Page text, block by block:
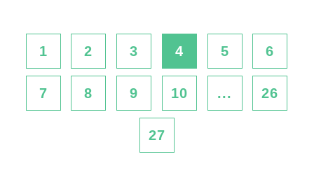
1 2 3 4 5 6
7 8 9 10 ... 26
27